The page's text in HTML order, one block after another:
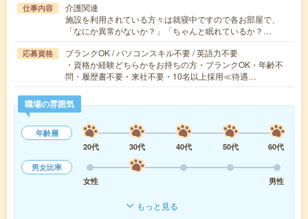
仕事内容
介護関連
施設を利用されている方々は就寝中ですので各お部屋で、
「なにか異常がないか？」「ちゃんと眠れているか？…
応募資格
ブランクOK / パソコンスキル不要 / 英語力不要
・資格か経験どちらかをお持ちの方・ブランクOK・年齢不
問・履歴書不要・来社不要・10名以上採用≪待遇…
職場の雰囲気
年齢層
20代
30代 40代 50代
60代
男女比率
女性
男性
もっと見る